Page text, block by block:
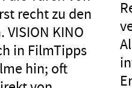
recht zu den
KINO
in FilmTipps
hin; oft